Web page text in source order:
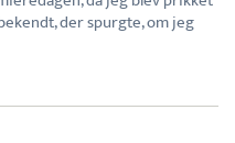
der spurgte, om jeg